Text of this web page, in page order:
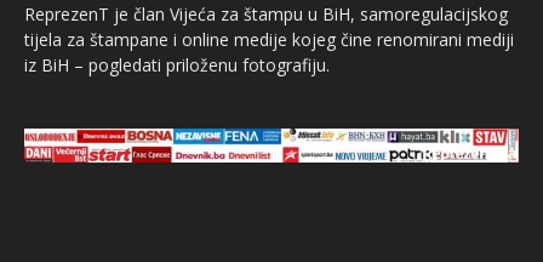
ReprezenT je član Vijeća za štampu u BiH, samoregulacijskog
tijela za štampane i online medije kojeg čine renomirani mediji
iz BiH – pogledati priloženu fotografiju.